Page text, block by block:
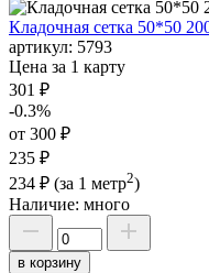
Кладочная сетка 50*50
артикул: 5793
Цена за 1 карту
301 ₽
-0.3%
от 300 ₽
235 ₽
234 ₽ (за 1 метр2)
Наличие: много
в корзину